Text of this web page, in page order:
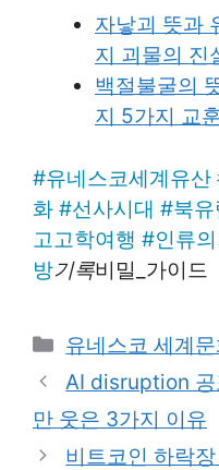
자낳괴 뜻과
지 괴물의 진
백절불굴의
지 5가지 교
#유네스코세계유산
화 #선사시대 #북
고고학여행 #인류
방기록비밀_가이드
Categories
유네스코 세계
AI disruption 공
만 웃은 3가지 이유
비트코인 하락